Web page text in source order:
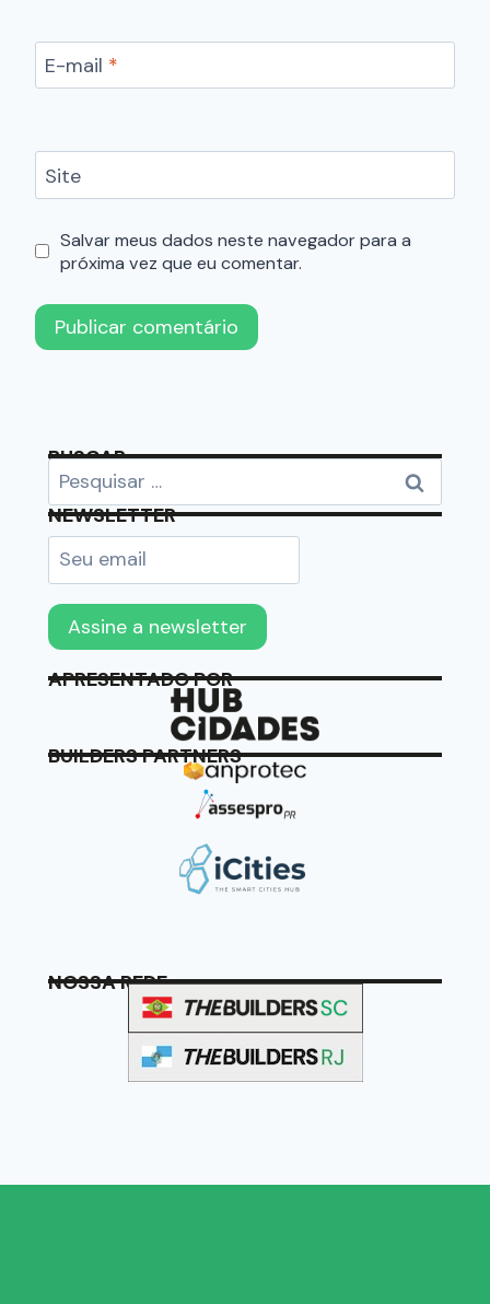
E-mail *
Site
Salvar meus dados neste navegador para a
próxima vez que eu comentar.
BUSCAR
NEWSLETTER
APRESENTADO POR
BUILDERS PARTNERS
NOSSA REDE